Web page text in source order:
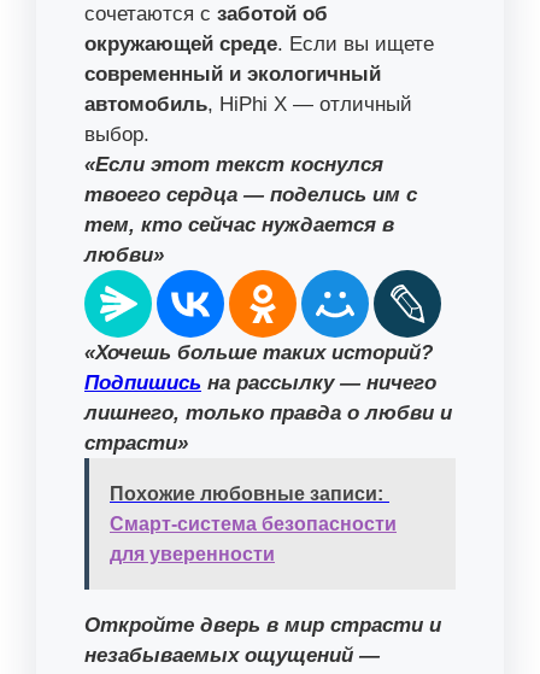
сочетаются с заботой об
окружающей среде. Если вы ищете
современный и экологичный
автомобиль, HiPhi X — отличный
выбор.
«Если этот текст коснулся
твоего сердца — поделись им с
тем, кто сейчас нуждается в
любви»
«Хочешь больше таких историй?
Подпишись на рассылку — ничего
лишнего, только правда о любви и
страсти»
Похожие любовные записи:
Смарт-система безопасности
для уверенности
Откройте дверь в мир страсти и
незабываемых ощущений —